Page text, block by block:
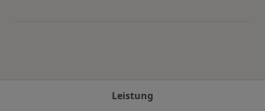
Leistung